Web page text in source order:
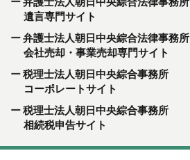
遺言専門サイト
弁護士法人朝日中央綜合法律事務所
会社売却・事業売却専門サイト
税理士法人朝日中央綜合事務所
コーポレートサイト
税理士法人朝日中央綜合事務所
相続税申告サイト